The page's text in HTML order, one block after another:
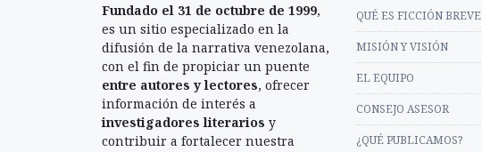
Fundado el 31 de octubre de 1999,
es un sitio especializado en la
difusión de la narrativa venezolana,
con el fin de propiciar un puente
entre autores y lectores, ofrecer
información de interés a
investigadores literarios y
contribuir a fortalecer nuestra
QUÉ ES FICCIÓN BREVE
MISIÓN Y VISIÓN
EL EQUIPO
CONSEJO ASESOR
¿QUÉ PUBLICAMOS?